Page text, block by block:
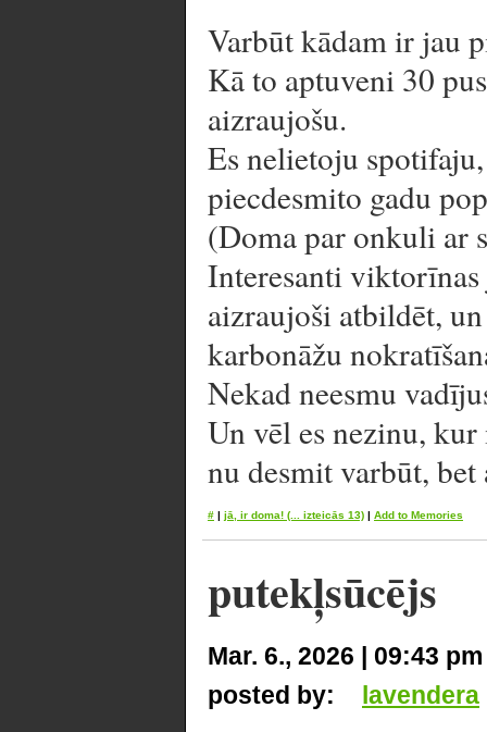
Varbūt kādam ir jau
Kā to aptuveni 30
aizraujošu.
Es nelietoju
piecdesmito gadu
(Doma par onkuli ar
Interesanti
aizraujoši atbildēt,
karbonāžu
Nekad neesmu
Un vēl es nezinu,
nu desmit varbūt, bet
# | jā, ir doma! (... izteicās 13) | Add to Memories
putekļsūcējs
Mar. 6., 2026 | 09:43 pm
posted by:
lavendera